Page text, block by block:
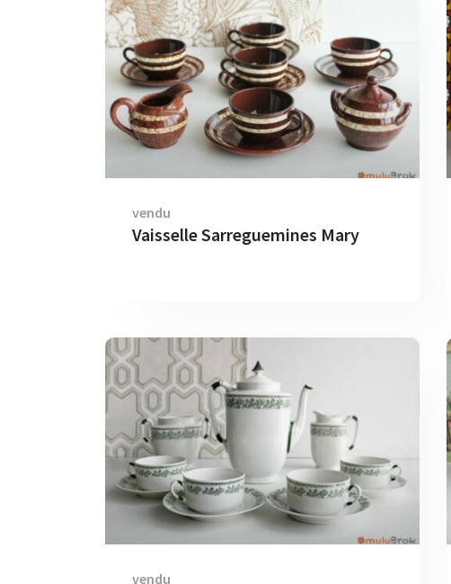
vendu
Vaisselle Sarreguemines Mary
vendu